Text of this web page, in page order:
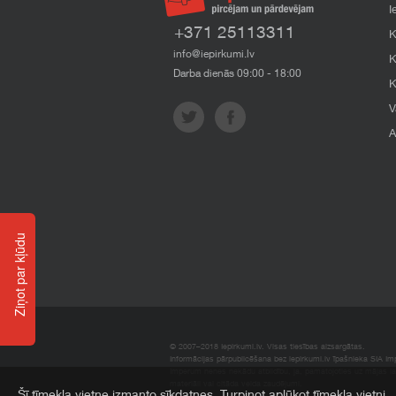
+371 25113311
info@iepirkumi.lv
Darba dienās 09:00 - 18:00
© 2007–2018 Iepirkumi.lv. Visas tiesības aizsargātas.
Informācijas pārpublicēšana bez iepirkumi.lv īpašnieka SIA
Ziņot par kļūdu